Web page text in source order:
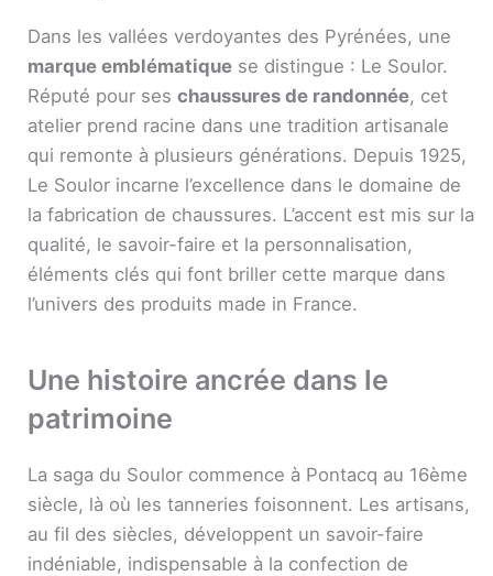
Dans les vallées verdoyantes des Pyrénées, une
marque emblématique se distingue : Le Soulor.
Réputé pour ses chaussures de randonnée, cet
atelier prend racine dans une tradition artisanale
qui remonte à plusieurs générations. Depuis 1925,
Le Soulor incarne l’excellence dans le domaine de
la fabrication de chaussures. L’accent est mis sur la
qualité, le savoir-faire et la personnalisation,
éléments clés qui font briller cette marque dans
l’univers des produits made in France.
Une histoire ancrée dans le
patrimoine
La saga du Soulor commence à Pontacq au 16ème
siècle, là où les tanneries foisonnent. Les artisans,
au fil des siècles, développent un savoir-faire
indéniable, indispensable à la confection de